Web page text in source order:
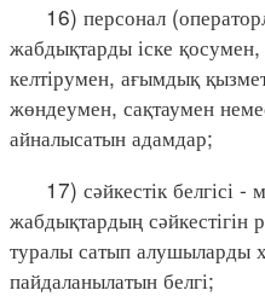
16) персонал
жабдықтарды іске
келтірумен, ағымдық
жөндеумен, сақтаумен
айналысатын адамдар;
17) сәйкестік белгісі -
жабдықтардың сәйкестігін
туралы сатып алушыларды
пайдаланылатын белгі;